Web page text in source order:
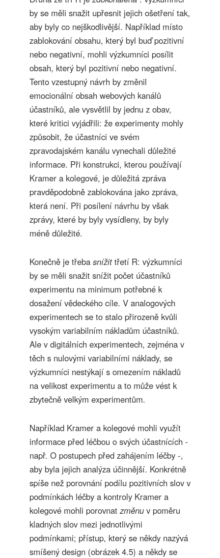
by se měli snažit upřesnit jejich ošetření tak,
aby byly co nejškodlivější. Například místo
zablokování obsahu, který byl buď pozitivní
nebo negativní, mohli výzkumníci posílit
obsah, který byl pozitivní nebo negativní.
Tento vzestupný návrh by změnil
emocionální obsah webových kanálů
účastníků, ale vysvětlil by jednu z obav,
které kritici vyjádřili: že experimenty mohly
způsobit, že účastníci ve svém
zpravodajském kanálu vynechali důležité
informace. Při konstrukci, kterou používají
Kramer a kolegové, je důležitá zpráva
pravděpodobně zablokována jako zpráva,
která není. Při posílení návrhu by však
zprávy, které by byly vysídleny, by byly
méně důležité.
Konečně je třeba snížittřetí R: výzkumníci
by se měli snažit snížit počet účastníků
experimentu na minimum potřebné k
dosažení vědeckého cíle. V analogových
experimentech se to stalo přirozeně kvůli
vysokým variabilním nákladům účastníků.
Ale v digitálních experimentech, zejména v
těch s nulovými variabilními náklady, se
výzkumníci nestýkají s omezením nákladů
na velikost experimentu a to může vést k
zbytečně velkým experimentům.
Například Kramer a kolegové mohli využít
informace před léčbou o svých účastnících -
např. O postupech před zahájením léčby -,
aby byla jejich analýza účinnější. Konkrétně
spíše než porovnání podílu pozitivních slov v
podmínkách léčby a kontroly Kramer a
kolegové mohli porovnatzměnu v poměru
kladných slov mezi jednotlivými
podmínkami; přístup, který se někdy nazývá
smíšený design (obrázek 4.5) a někdy se